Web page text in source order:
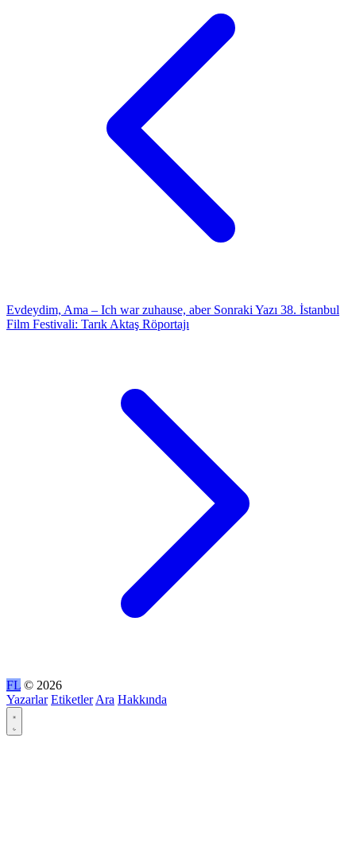
Evdeydim, Ama – Ich war zuhause, aber Sonraki Yazı 38. İstanbul
Film Festivali: Tarık Aktaş Röportajı
FL © 2026
Yazarlar Etiketler Ara Hakkında